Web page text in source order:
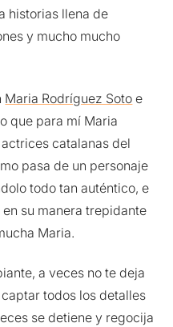
historias llena de
y mucho mucho
Maria Rodríguez Soto e
que para mí Maria
catalanas del
pasa de un personaje
todo tan auténtico, e
su manera trepidante
Maria.
a veces no te deja
todos los detalles
se detiene y regocija